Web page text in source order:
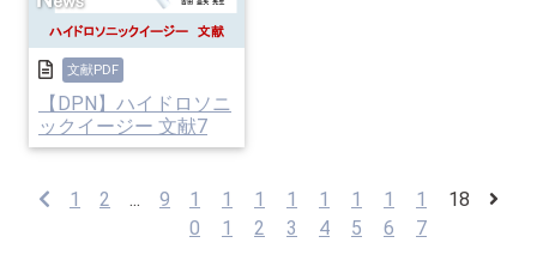
文献PDF
【DPN】ハイドロソニ
ックイージー 文献7
1 2 ... 9
1
0
1
1
1
2
1
3
1
4
1
5
1
6
1
7
18